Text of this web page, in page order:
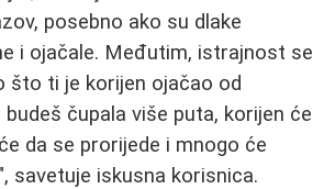
posebno ako su dlake
i ojačale. Međutim, istrajnost se
što ti je korijen ojačao od
budeš čupala više puta, korijen će
da se prorijede i mnogo će
savetuje iskusna korisnica.